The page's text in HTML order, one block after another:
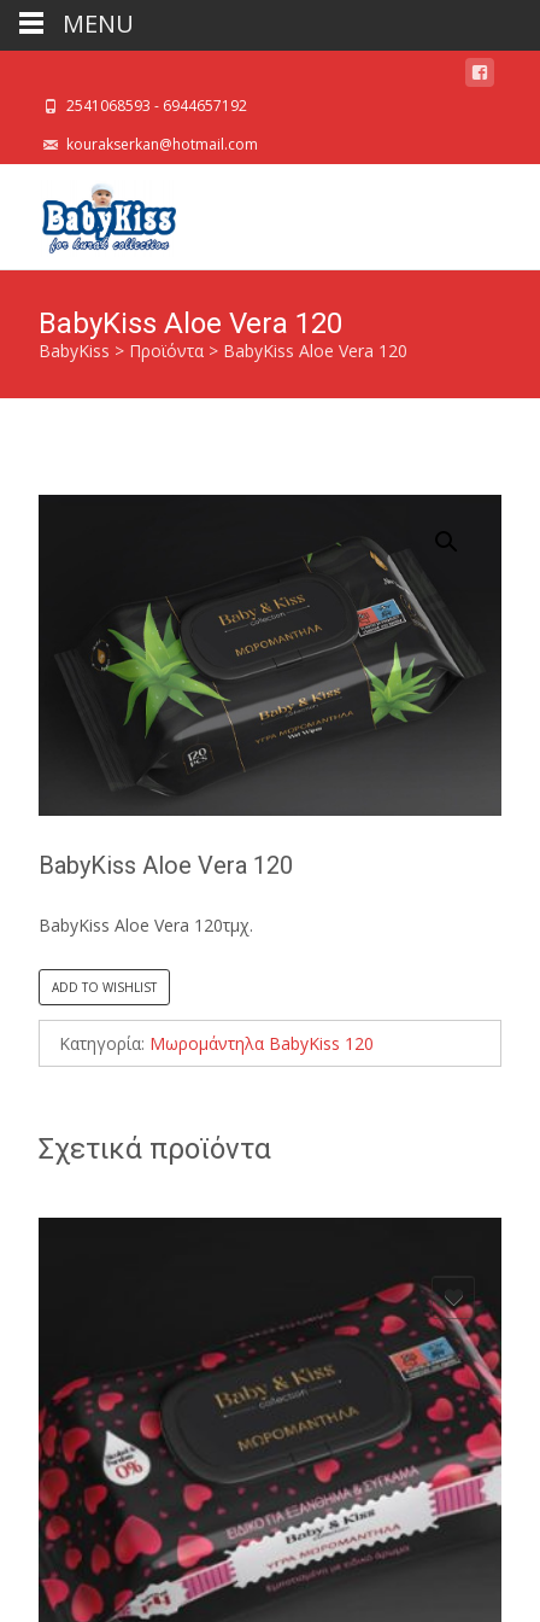
2541068593 - 6944657192
kourakserkan@hotmail.com
BabyKiss Aloe Vera 120
BabyKiss > Προϊόντα > BabyKiss Aloe Vera 120
BabyKiss Aloe Vera 120
BabyKiss Aloe Vera 120τμχ.
ADD TO WISHLIST
Κατηγορία: Μωρομάντηλα BabyKiss 120
Σχετικά προϊόντα
ADD TO WISHLIST
MENU